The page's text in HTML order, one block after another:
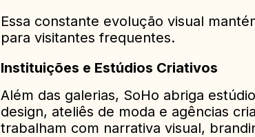
Essa constante evolução visual
para visitantes frequentes.
Instituições e Estúdios Criativos
Além das galerias, SoHo abriga
design, ateliês de moda e agências
trabalham com narrativa visual,